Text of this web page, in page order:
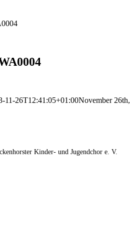
11-26T12:41:05+01:00November 26th,
Kinder- und Jugendchor e. V.